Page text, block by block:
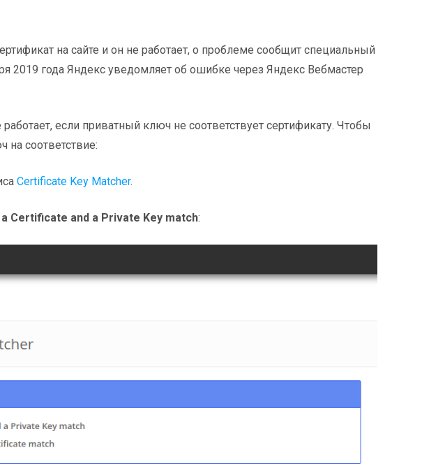
на сайте и он не работает, о проблеме сообщит специальный
2019 года Яндекс уведомляет об ошибке через Яндекс Вебмастер
если приватный ключ не соответствует сертификату. Чтобы
на соответствие:
Certificate Key Matcher.
Certificate and a Private Key match: